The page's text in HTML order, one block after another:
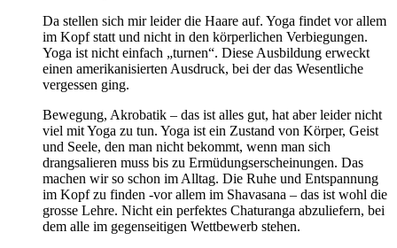
Da stellen sich mir leider die Haare auf. Yoga findet vor allem
im Kopf statt und nicht in den körperlichen Verbiegungen.
Yoga ist nicht einfach „turnen“. Diese Ausbildung erweckt
einen amerikanisierten Ausdruck, bei der das Wesentliche
vergessen ging.
Bewegung, Akrobatik – das ist alles gut, hat aber leider nicht
viel mit Yoga zu tun. Yoga ist ein Zustand von Körper, Geist
und Seele, den man nicht bekommt, wenn man sich
drangsalieren muss bis zu Ermüdungserscheinungen. Das
machen wir so schon im Alltag. Die Ruhe und Entspannung
im Kopf zu finden -vor allem im Shavasana – das ist wohl die
grosse Lehre. Nicht ein perfektes Chaturanga abzuliefern, bei
dem alle im gegenseitigen Wettbewerb stehen.